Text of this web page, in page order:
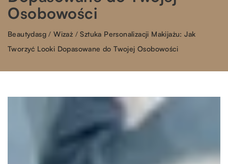
Osobowości
Beautydasg /Wizaż /Sztuka Personalizacji Makijażu: Jak
Tworzyć Looki Dopasowane do Twojej Osobowości